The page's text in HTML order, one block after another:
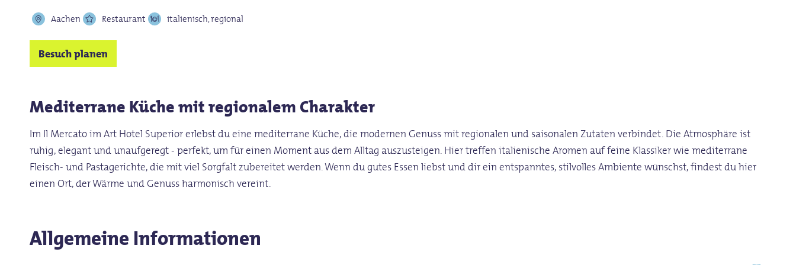
Aachen Restaurant italienisch, regional
Besuch planen
Mediterrane Küche mit regionalem Charakter
Im Il Mercato im Art Hotel Superior erlebst du eine mediterrane Küche, die modernen Genuss mit regionalen und saisonalen Zutaten verbindet. Die Atmosphäre ist
ruhig, elegant und unaufgeregt - perfekt, um für einen Moment aus dem Alltag auszusteigen. Hier treffen italienische Aromen auf feine Klassiker wie mediterrane
Fleisch- und Pastagerichte, die mit viel Sorgfalt zubereitet werden. Wenn du gutes Essen liebst und dir ein entspanntes, stilvolles Ambiente wünschst, findest du hier
einen Ort, der Wärme und Genuss harmonisch vereint.
Allgemeine Informationen